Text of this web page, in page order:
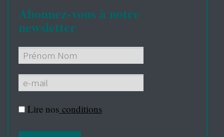
Abonnez-vous à notre
newsletter
Lire nos conditions